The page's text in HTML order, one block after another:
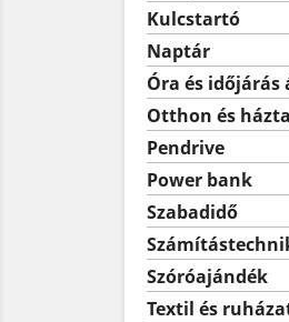
Kulcstartó
Naptár
Óra és időjárás
Otthon és
Pendrive
Power bank
Szabadidő
Szóróajándék
Textil és